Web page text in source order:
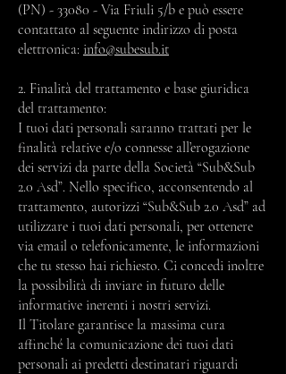
(PN) - 33080 - Via Friuli 5/b e può essere
contattato al seguente indirizzo di posta
elettronica: info@subesub.it
2. Finalità del trattamento e base giuridica
del trattamento:
I tuoi dati personali saranno trattati per le
finalità relative e/o connesse all’erogazione
dei servizi da parte della Società “Sub&Sub
2.0 Asd”. Nello specifico, acconsentendo al
trattamento, autorizzi “Sub&Sub 2.0 Asd” ad
utilizzare i tuoi dati personali, per ottenere
via email o telefonicamente, le informazioni
che tu stesso hai richiesto. Ci concedi inoltre
la possibilità di inviare in futuro delle
informative inerenti i nostri servizi.
Il Titolare garantisce la massima cura
affinché la comunicazione dei tuoi dati
personali ai predetti destinatari riguardi